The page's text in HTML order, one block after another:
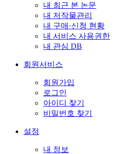
내 최근 본 논문
내 저작물관리
내 구매·신청 현황
내 서비스 사용권한
내 관심 DB
회원서비스
회원가입
로그인
아이디 찾기
비밀번호 찾기
설정
내 정보